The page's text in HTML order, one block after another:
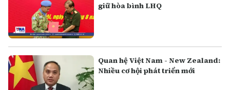
giữ hòa bình LHQ
Quan hệ Việt Nam - New Zealand:
Nhiều cơ hội phát triển mới